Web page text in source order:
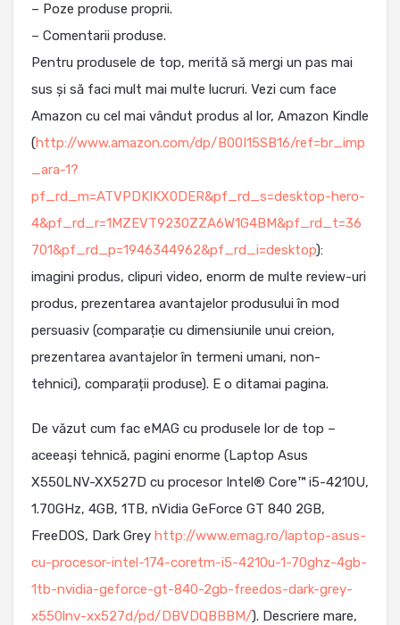
– Poze produse proprii.
– Comentarii produse.
Pentru produsele de top, merită să mergi un pas mai
sus și să faci mult mai multe lucruri. Vezi cum face
Amazon cu cel mai vândut produs al lor, Amazon Kindle
(http://www.amazon.com/dp/B00I15SB16/ref=br_imp
_ara-1?
pf_rd_m=ATVPDKIKX0DER&pf_rd_s=desktop-hero-
4&pf_rd_r=1MZEVT9230ZZA6W1G4BM&pf_rd_t=36
701&pf_rd_p=1946344962&pf_rd_i=desktop):
imagini produs, clipuri video, enorm de multe review-uri
produs, prezentarea avantajelor produsului în mod
persuasiv (comparație cu dimensiunile unui creion,
prezentarea avantajelor în termeni umani, non-
tehnici), comparații produse). E o ditamai pagina.
De văzut cum fac eMAG cu produsele lor de top –
aceeași tehnică, pagini enorme (Laptop Asus
X550LNV-XX527D cu procesor Intel® Core™ i5-4210U,
1.70GHz, 4GB, 1TB, nVidia GeForce GT 840 2GB,
FreeDOS, Dark Grey http://www.emag.ro/laptop-asus-
cu-procesor-intel-174-coretm-i5-4210u-1-70ghz-4gb-
1tb-nvidia-geforce-gt-840-2gb-freedos-dark-grey-
x550lnv-xx527d/pd/DBVDQBBBM/). Descriere mare,